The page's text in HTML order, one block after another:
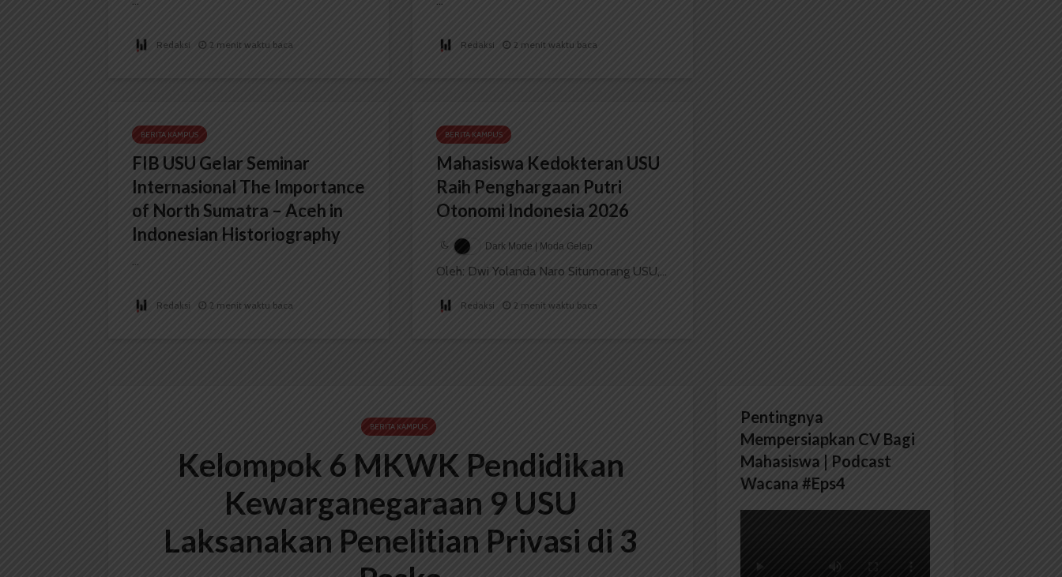
Redaksi 2 menit waktu baca Redaksi 2 menit waktu baca
BERITA KAMPUS
FIB USU Gelar Seminar
Internasional The Importance
of North Sumatra – Aceh in
Indonesian Historiography
...
Redaksi 2 menit waktu baca
BERITA KAMPUS
Mahasiswa Kedokteran USU
Raih Penghargaan Putri
Otonomi Indonesia 2026
Dark Mode | Moda Gelap
Oleh: Dwi Yolanda Naro Situmorang USU,...
Redaksi 2 menit waktu baca
BERITA KAMPUS
Kelompok 6 MKWK Pendidikan
Kewarganegaraan 9 USU
Laksanakan Penelitian Privasi di 3
Pentingnya
Mempersiapkan CV Bagi
Mahasiswa | Podcast
Wacana #Eps4